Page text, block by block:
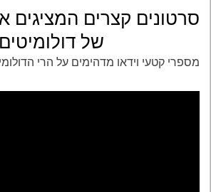
סרטונים קצרים המציגים
של דולומיטים
מספרי קטעי וידאו מדהימים על הרי